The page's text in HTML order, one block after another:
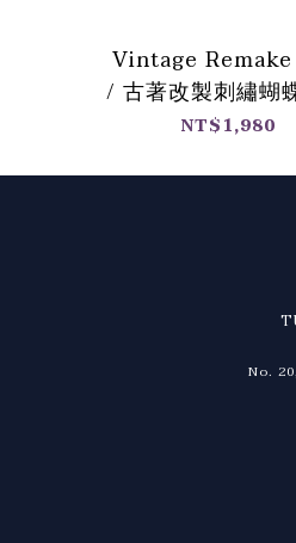
Vintage
/ 古著改製刺繡蝴
上衣
NT$1,980
No.